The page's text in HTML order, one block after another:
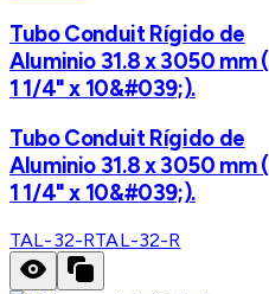
Tubo Conduit Rígido de
Aluminio 31.8 x 3050 mm (
1 1/4" x 10&#039;).
Tubo Conduit Rígido de
Aluminio 31.8 x 3050 mm (
1 1/4" x 10&#039;).
TAL-32-RTAL-32-R